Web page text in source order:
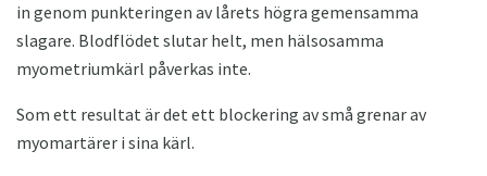
in genom punkteringen av lårets högra gemensamma
slagare. Blodflödet slutar helt, men hälsosamma
myometriumkärl påverkas inte.
Som ett resultat är det ett blockering av små grenar av
myomartärer i sina kärl.